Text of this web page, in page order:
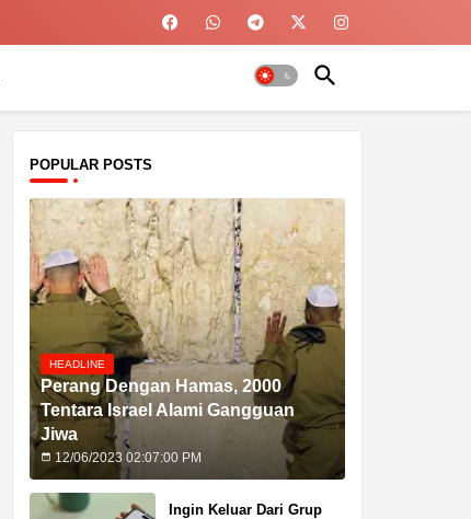
POPULAR POSTS
HEADLINE
Perang Dengan Hamas, 2000
Tentara Israel Alami Gangguan
Jiwa
12/06/2023 02:07:00 PM
Ingin Keluar Dari Grup